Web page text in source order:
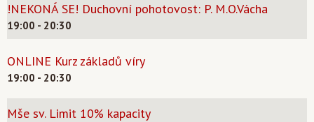
!NEKONÁ SE! Duchovní pohotovost: P. M.O.Vácha
19:00 - 20:30
ONLINE Kurz základů víry
19:00 - 20:30
Mše sv. Limit 10% kapacity